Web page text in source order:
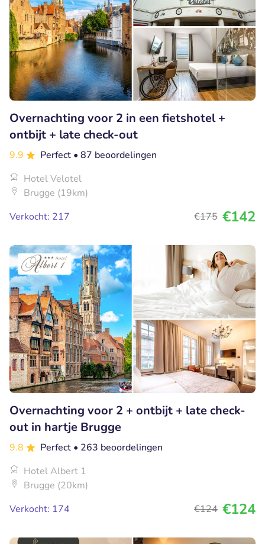
Overnachting voor 2 in een fietshotel +
ontbijt + late check-out
9.9 Perfect • 87 beoordelingen
Hotel Velotel
Brugge (19km)
Verkocht: 217
€175 €142
Overnachting voor 2 + ontbijt + late check-
out in hartje Brugge
9.8 Perfect • 263 beoordelingen
Hotel Albert 1
Brugge (20km)
Verkocht: 174
€124 €124